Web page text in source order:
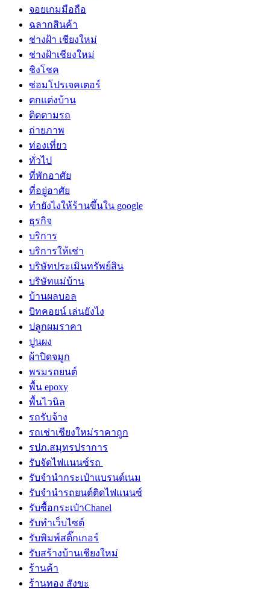
จอยเกมมือถือ
ฉลากสินค้า
ช่างฝ้า เชียงใหม่
ช่างฝ้าเชียงใหม่
ชิงโชค
ซ่อมโปรเจคเตอร์
ตกแต่งบ้าน
ติดตามรถ
ถ่ายภาพ
ท่องเที่ยว
ทั่วไป
ที่พักอาศัย
ที่อยู่อาศัย
ทํายังไงให้ร้านขึ้นใน google
ธุรกิจ
บริการ
บริการให้เช่า
บริษัทประเมินทรัพย์สิน
บริษัทแม่บ้าน
บ้านผลบอล
บิทคอยน์ เล่นยังไง
ปลูกผมราคา
ปูนผง
ผ้าปิดจมูก
พรมรถยนต์
พื้น epoxy
พื้นไวนิล
รถรับจ้าง
รถเช่าเชียงใหม่ราคาถูก
รปภ.สมุทรปราการ
รับจัดไฟแนนซ์รถ
รับจำนำกระเป๋าแบรนด์เนม
รับจํานํารถยนต์ติดไฟแนนซ์
รับซื้อกระเป๋าChanel
รับทําเว็บไซต์
รับพิมพ์สติ๊กเกอร์
รับสร้างบ้านเชียงใหม่
ร้านค้า
ร้านทอง สังขะ